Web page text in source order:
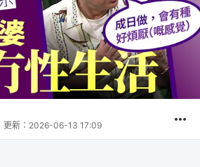
更新： 2026-06-13 17:09